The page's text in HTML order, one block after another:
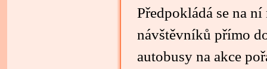
Předpokládá se na
návštěvníků přímo
autobusy na akce